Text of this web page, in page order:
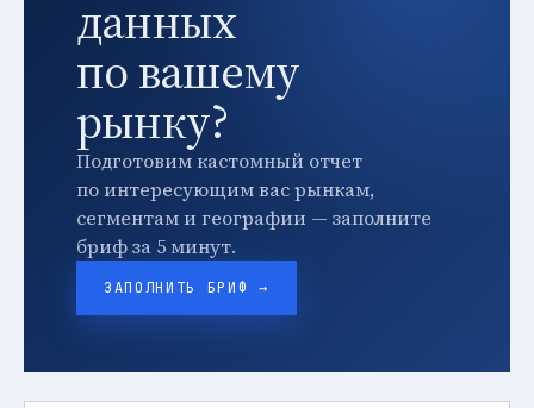
данных
по вашему
рынку?
Подготовим кастомный отчет
по интересующим вас рынкам,
сегментам и географии — заполните
бриф за 5 минут.
ЗАПОЛНИТЬ БРИФ →